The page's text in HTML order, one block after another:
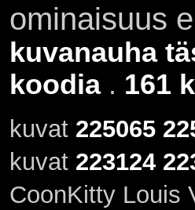
ominaisuus e
kuvanauha
koodia. 161
kuvat 225065
kuvat 223124
CoonKitty Louis